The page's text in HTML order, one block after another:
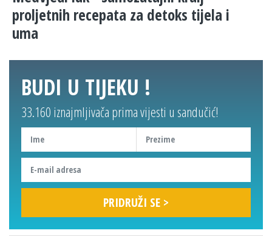
proljetnih recepata za detoks tijela i
uma
BUDI U TIJEKU !
33.160 iznajmljivača prima vijesti u sandučić!